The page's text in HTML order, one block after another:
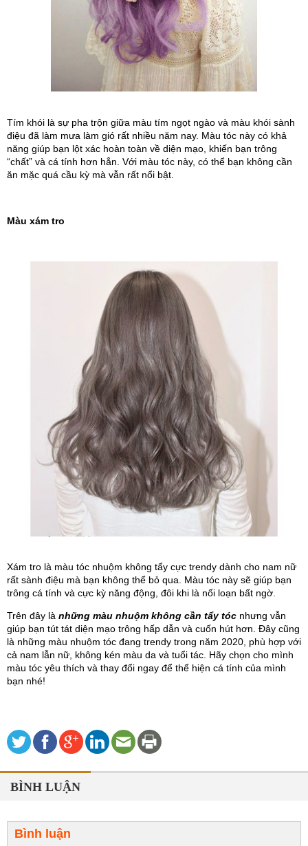
Tím khói là sự pha trộn giữa màu tím ngọt ngào và màu khói sành
điệu đã làm mưa làm gió rất nhiều năm nay. Màu tóc này có khả
năng giúp bạn lột xác hoàn toàn về diện mạo, khiến bạn trông
“chất” và cá tính hơn hẳn. Với màu tóc này, có thể bạn không cần
ăn mặc quá cầu kỳ mà vẫn rất nổi bật.
Màu xám tro
Xám tro là màu tóc nhuộm không tẩy cực trendy dành cho nam nữ
rất sành điệu mà bạn không thể bỏ qua. Màu tóc này sẽ giúp bạn
trông cá tính và cực kỳ năng động, đôi khi là nổi loạn bất ngờ.
Trên đây là những màu nhuộm không cần tẩy tóc nhưng vẫn
giúp bạn tút tát diện mạo trông hấp dẫn và cuốn hút hơn. Đây cũng
là những màu nhuộm tóc đang trendy trong năm 2020, phù hợp với
cả nam lẫn nữ, không kén màu da và tuổi tác. Hãy chọn cho mình
màu tóc yêu thích và thay đổi ngay để thể hiện cá tính của mình
bạn nhé!
BÌNH LUẬN
Bình luận